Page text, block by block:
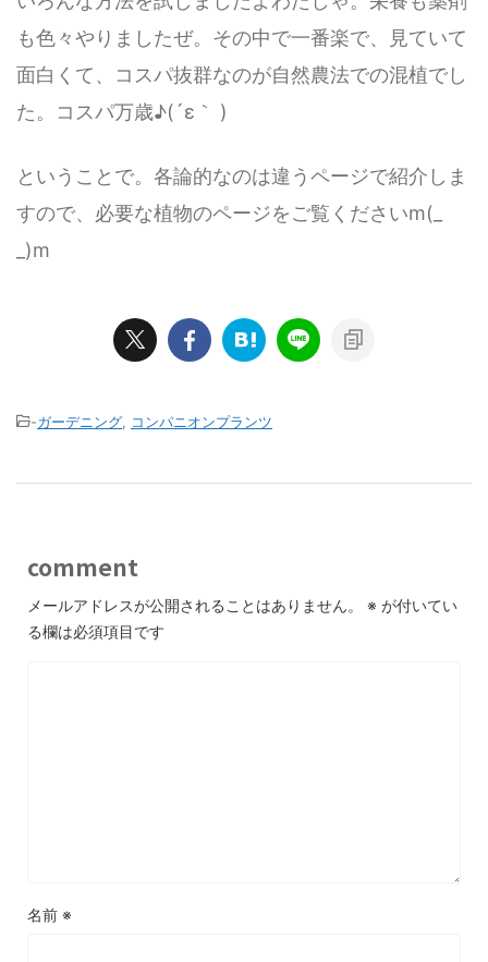
も色々やりましたぜ。その中で一番楽で、見ていて
面白くて、コスパ抜群なのが自然農法での混植でし
た。コスパ万歳♪(´ε｀ )
ということで。各論的なのは違うページで紹介しま
すので、必要な植物のページをご覧くださいm(_
_)m
-ガーデニング コンパニオンプランツ
comment
メールアドレスが公開されることはありません。 ※ が付いてい
る欄は必須項目です
名前 ※